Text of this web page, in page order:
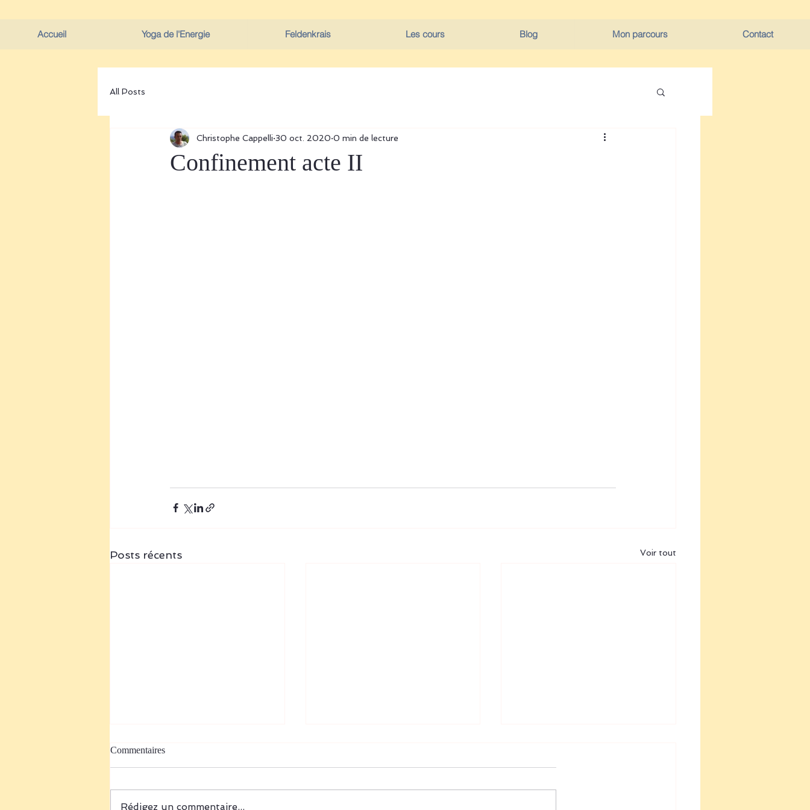
Accueil Yoga de l'Energie Feldenkrais Les cours Blog Mon parcours Contact
All Posts
Confinement acte II
Christophe Cappelli 30 oct. 2020 0 min de lecture
Posts récents Voir tout
Commentaires
Rédigez un commentaire...